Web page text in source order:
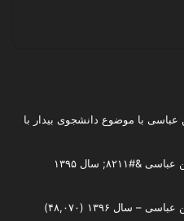
با موضوع دانشجوی بیدار با
سال ۱۳۹۵
– سال ۱۳۹۶ (۴۸,۰۷۰)